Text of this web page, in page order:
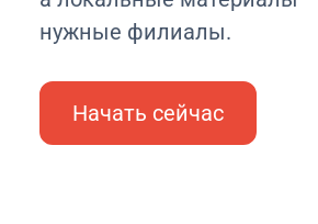
нужные филиалы.
Начать сейчас